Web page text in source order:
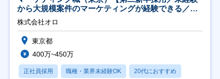
から大規模案件のマーケティングが経験できる／研
修充実】
株式会社オロ
東京都
400万~450万
正社員採用 職種・業界未経験OK 20代におすすめ